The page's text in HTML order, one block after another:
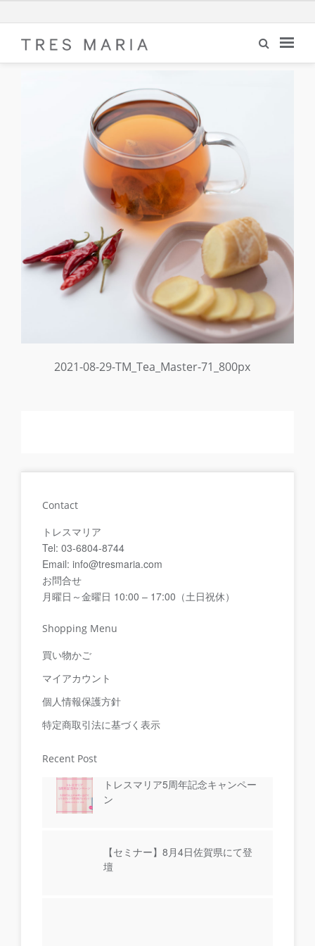
2021-08-29-TM_Tea_Master-71_800px
Contact
トレスマリア
Tel: 03-6804-8744
Email: info@tresmaria.com
お問合せ
月曜日～金曜日 10:00 – 17:00（土日祝休）
Shopping Menu
買い物かご
マイアカウント
個人情報保護方針
特定商取引法に基づく表示
Recent Post
トレスマリア5周年記念キャンペー
ン
【セミナー】8月4日佐賀県にて登
壇